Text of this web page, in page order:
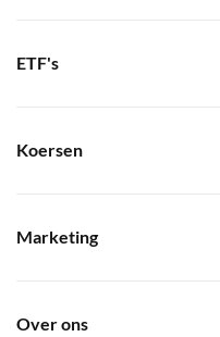
ETF's
Koersen
Marketing
Over ons